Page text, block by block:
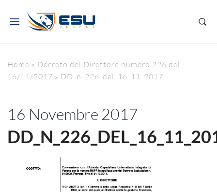
Home » Decreto del Direttore numero 226 del
16/11/2017 » DD_n_226_del_16_11_2017
16 Novembre 2017